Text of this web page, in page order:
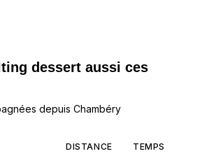
dessert aussi ces
depuis Chambéry
DISTANCE TEMPS